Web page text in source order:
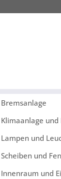
Bremsanlage
Klimaanlage und
Lampen und
Scheiben und
Innenraum und